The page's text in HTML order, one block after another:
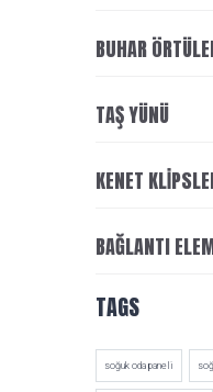
BUHAR
TAŞ YÜNÜ
KENET
BAĞLANTI
TAGS
soğuk oda paneli